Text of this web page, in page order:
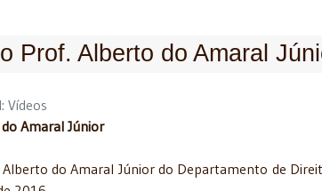
Prof. Alberto do Amaral
Vídeos
Amaral Júnior
do Amaral Júnior do Departamento de